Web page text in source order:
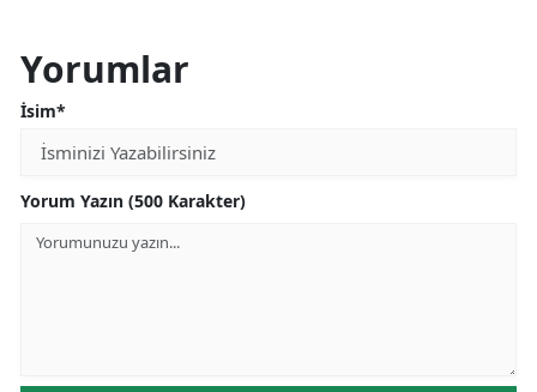
Yorumlar
İsim*
Yorum Yazın (500 Karakter)